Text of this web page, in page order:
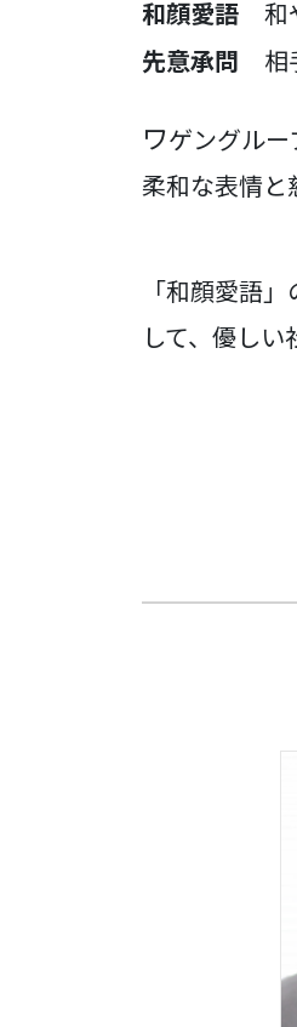
和顔愛語
和
先意承問
相
ワゲングル
柔和な表情と
「和顔愛語
して、優しい